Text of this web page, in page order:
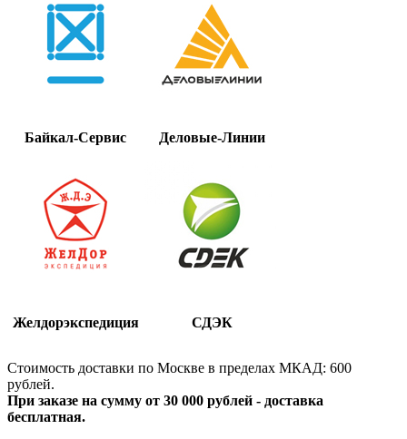
Байкал-Сервис Деловые-Линии
Желдорэкспедиция СДЭК
Стоимость доставки по Москве в пределах МКАД: 600
рублей.
При заказе на сумму от 30 000 рублей - доставка
бесплатная.